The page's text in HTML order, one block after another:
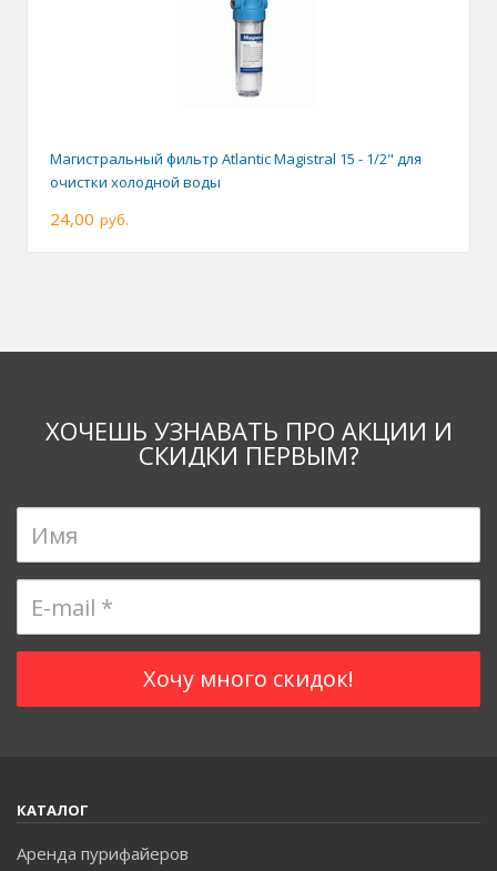
Магистральный фильтр Atlantic Magistral 15 - 1/2" для
очистки холодной воды
24,00 руб.
ХОЧЕШЬ УЗНАВАТЬ ПРО АКЦИИ И
СКИДКИ ПЕРВЫМ?
КАТАЛОГ
Аренда пурифайеров